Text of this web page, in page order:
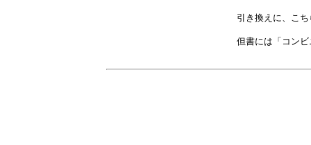
引き換えに、こ
但書には「コン